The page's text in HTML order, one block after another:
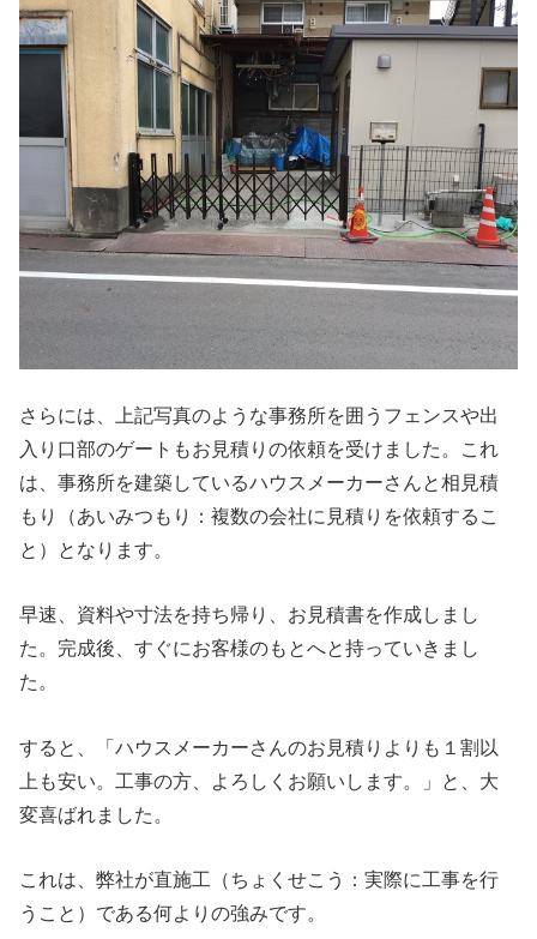
さらには、上記写真のような事務所を囲うフェンスや出
入り口部のゲートもお見積りの依頼を受けました。これ
は、事務所を建築しているハウスメーカーさんと相見積
もり（あいみつもり：複数の会社に見積りを依頼するこ
と）となります。
早速、資料や寸法を持ち帰り、お見積書を作成しまし
た。完成後、すぐにお客様のもとへと持っていきまし
た。
すると、「ハウスメーカーさんのお見積りよりも１割以
上も安い。工事の方、よろしくお願いします。」と、大
変喜ばれました。
これは、弊社が直施工（ちょくせこう：実際に工事を行
うこと）である何よりの強みです。